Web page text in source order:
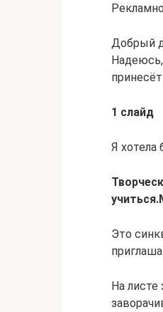
Добрый
1 слайд
Я хотела
учиться.
Это
На